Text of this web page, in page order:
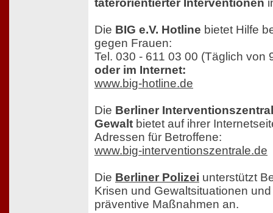
täterorientierter Interventionen
Die BIG e.V. Hotline bietet Hilfe
gegen Frauen:
Tel. 030 - 611 03 00 (Täglich von
oder im Internet:
www.big-hotline.de
Die Berliner
Gewalt bietet auf ihrer
Adressen für Betroffene:
www.big-interventionszentrale.de
Die Berliner Polizei unterstützt
Krisen und Gewaltsituationen
präventive Maßnahmen an.